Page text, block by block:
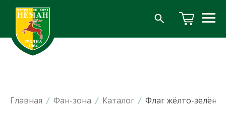
Главная / Фан-зона / Каталог / Флаг жёлто-